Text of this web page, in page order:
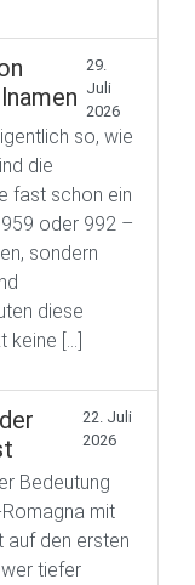
29.
Juli
2026
so, wie
die
fast schon ein
oder 992 –
sondern
diese
keine […]
22. Juli
2026
Bedeutung
mit
auf den ersten
tiefer